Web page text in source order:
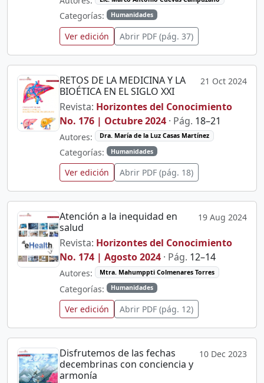
Categorías: Humanidades
Ver edición Abrir PDF (pág. 37)
RETOS DE LA MEDICINA Y LA
BIOÉTICA EN EL SIGLO XXI
21 Oct 2024
Revista: Horizontes del Conocimiento
No. 176 | Octubre 2024 · Pág. 18–21
Autores: Dra. María de la Luz Casas Martínez
Categorías: Humanidades
Ver edición Abrir PDF (pág. 18)
Atención a la inequidad en
salud
19 Aug 2024
Revista: Horizontes del Conocimiento
No. 174 | Agosto 2024 · Pág. 12–14
Autores: Mtra. Mahumppti Colmenares Torres
Categorías: Humanidades
Ver edición Abrir PDF (pág. 12)
Disfrutemos de las fechas
decembrinas con conciencia y
armonía
10 Dec 2023